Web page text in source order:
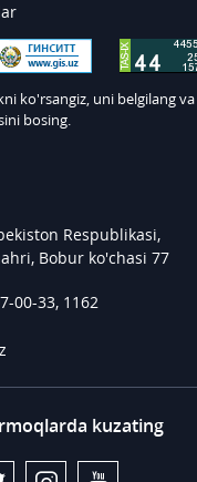
ko'rsangiz, uni belgilang
bosing.
Respublikasi,
Bobur ko'chasi 77
00-33, 1162
kuzating